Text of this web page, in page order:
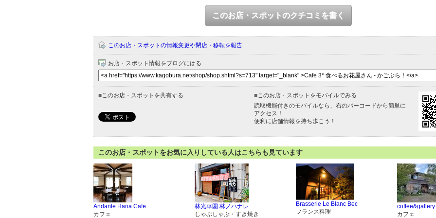
このお店・スポットのクチコミを書く
このお店・スポットの情報変更や閉店・移転を報告
お店・スポット情報をブログにはる
■このお店・スポットを共有する ■このお店・スポットをモバイルでみる
読取機能付きのモバイルなら、右のバーコードから簡単に
アクセス！
便利に店舗情報を持ち歩こう！
このお店・スポットをお気に入りしている人はこちらも見ています
Andante Hana Cafe
カフェ
林光華園 林ノハナレ
しゃぶしゃぶ・すき焼き
Brasserie Le Blanc Bec
フランス料理
coffee&gallery
カフェ